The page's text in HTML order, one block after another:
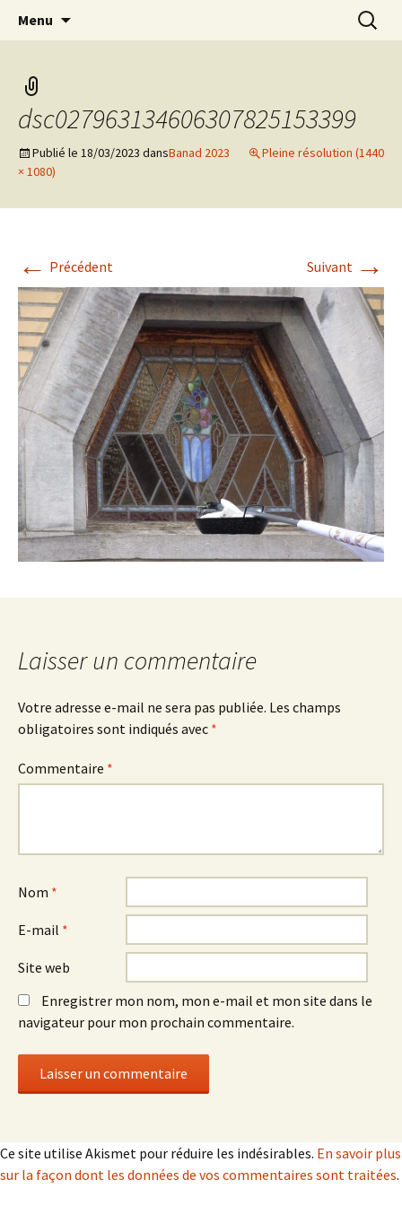
Marc Leroi
Menu
dsc027963134606307825153399
Publié le 18/03/2023 dansBanad 2023
Pleine résolution (1440
× 1080)
← Précédent Suivant →
Laisser un commentaire
Votre adresse e-mail ne sera pas publiée. Les champs
obligatoires sont indiqués avec *
Commentaire *
Nom *
E-mail *
Site web
Enregistrer mon nom, mon e-mail et mon site dans le
navigateur pour mon prochain commentaire.
Ce site utilise Akismet pour réduire les indésirables. En savoir plus
sur la façon dont les données de vos commentaires sont traitées.